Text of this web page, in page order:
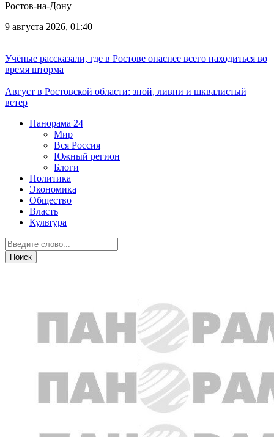
Ростов-на-Дону
9 августа 2026, 01:40
Учёные рассказали, где в Ростове опаснее всего находиться во
время шторма
Август в Ростовской области: зной, ливни и шквалистый
ветер
Панорама 24
Мир
Вся Россия
Южный регион
Блоги
Политика
Экономика
Общество
Власть
Культура